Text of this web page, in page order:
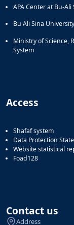
APA Center at Bu-
Bu Ali Sina
Ministry of Science,
System
Access
Shafaf system
Data Protection
Website statistical
Foad128
Contact us
Address